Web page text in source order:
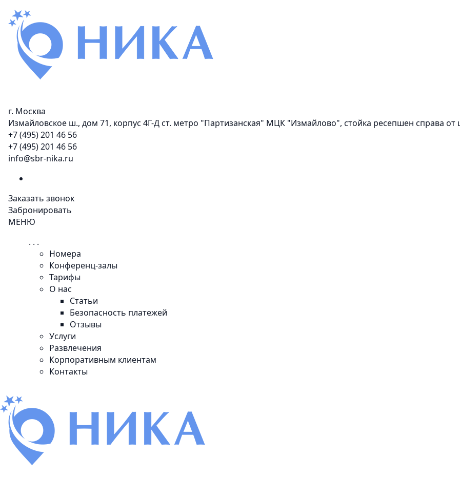
г. Москва
Измайловское ш., дом 71, корпус 4Г-Д ст. метро "Партизанская" МЦК "Измайлово", стойка ресепшен справа от
+7 (495) 201 46 56
+7 (495) 201 46 56
info@sbr-nika.ru
Заказать звонок
Забронировать
МЕНЮ
. . .
Номера
Конференц-залы
Тарифы
О нас
Статьи
Безопасность платежей
Отзывы
Услуги
Развлечения
Корпоративным клиентам
Контакты